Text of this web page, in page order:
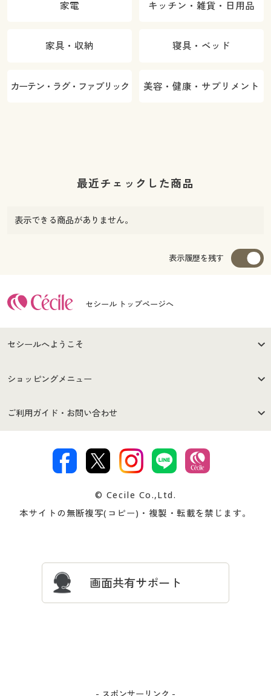
家電 キッチン・雑貨・日用品
家具・収納 寝具・ベッド
カーテン・ラグ・ファブリック 美容・健康・サプリメント
最近チェックした商品
表示できる商品がありません。
表示履歴を残す
セシール トップページへ
セシールへようこそ
はじめての方へ
セシールご利用規約
著作権・商標について 会社案内
ショッピングメニュー
商品カテゴリ
プレゼント＆キャンペーン サイトマップ
ご利用ガイド・お問い合わせ
交換・返品は お支払は
ついて
忘れの場合
© Cecile Co.,Ltd.
本サイトの無断複写(コピー)・複製・転載を禁じます。
画面共有サポート